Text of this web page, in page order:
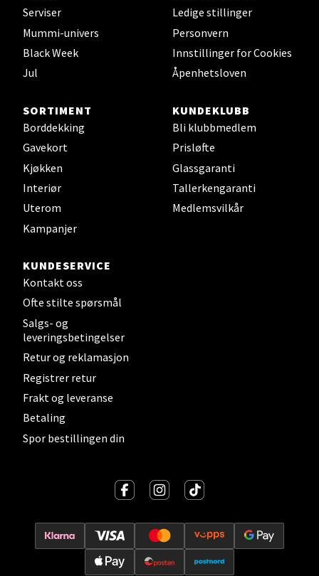
Serviser
Mummi-univers
Black Week
Jul
Ledige stillinger
Personvern
Innstillinger for Cookies
Åpenhetsloven
SORTIMENT
Borddekking
Gavekort
Kjøkken
Interiør
Uterom
Kampanjer
KUNDEKLUBB
Bli klubbmedlem
Prisløfte
Glassgaranti
Tallerkengaranti
Medlemsvilkår
KUNDESERVICE
Kontakt oss
Ofte stilte spørsmål
Salgs- og
leveringsbetingelser
Retur og reklamasjon
Registrer retur
Frakt og leveranse
Betaling
Spor bestillingen din
0 i butikk
Velg
Stavanger og Sandnes - Thon
Senter Madla
Madlakrossen nr 9, 4042 Stavanger
Åpent i dag 10-20
Levanger - Magneten
Moafjæra 14, 7606 Levanger
Åpent i dag 10-20
0 i butikk
Skarvøyveien 55, 4517 Mandal
Åpent i dag 10-20